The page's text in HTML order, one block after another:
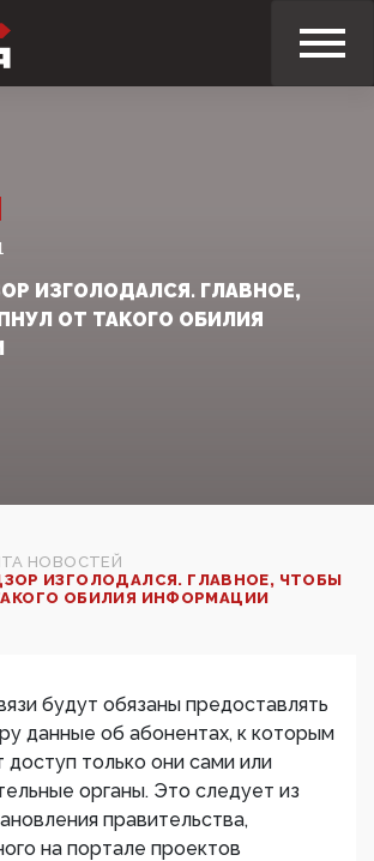
ИЗГОЛОДАЛСЯ. ГЛАВНОЕ,
ОТ ТАКОГО ОБИЛИЯ
НОВОСТЕЙ
ИЗГОЛОДАЛСЯ. ГЛАВНОЕ, ЧТОБЫ
ОБИЛИЯ ИНФОРМАЦИИ
будут обязаны предоставлять
данные об абонентах, к которым
только они сами или
органы. Это следует из
правительства,
на портале проектов